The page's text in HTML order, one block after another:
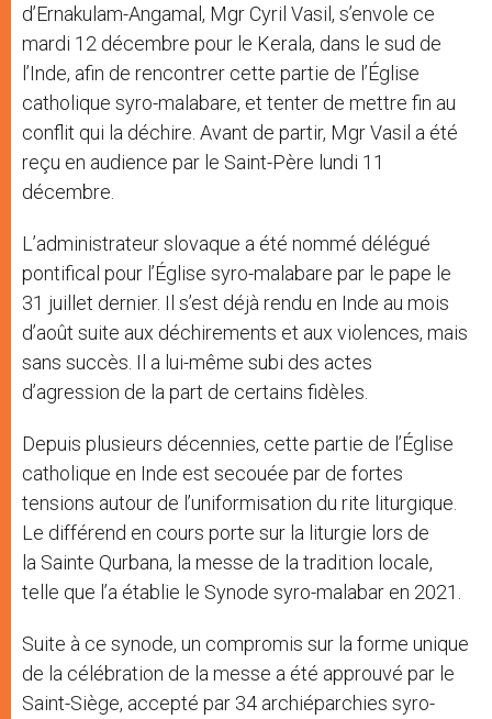
d’Ernakulam-Angamal, Mgr Cyril Vasil, s’envole ce
mardi 12 décembre pour le Kerala, dans le sud de
l’Inde, afin de rencontrer cette partie de l’Église
catholique syro-malabare, et tenter de mettre fin au
conflit qui la déchire. Avant de partir, Mgr Vasil a été
reçu en audience par le Saint-Père lundi 11
décembre.
L’administrateur slovaque a été nommé délégué
pontifical pour l’Église syro-malabare par le pape le
31 juillet dernier. Il s’est déjà rendu en Inde au mois
d’août suite aux déchirements et aux violences, mais
sans succès. Il a lui-même subi des actes
d’agression de la part de certains fidèles.
Depuis plusieurs décennies, cette partie de l’Église
catholique en Inde est secouée par de fortes
tensions autour de l’uniformisation du rite liturgique.
Le différend en cours porte sur la liturgie lors de
la Sainte Qurbana, la messe de la tradition locale,
telle que l’a établie le Synode syro-malabar en 2021.
Suite à ce synode, un compromis sur la forme unique
de la célébration de la messe a été approuvé par le
Saint-Siège, accepté par 34 archiéparchies syro-